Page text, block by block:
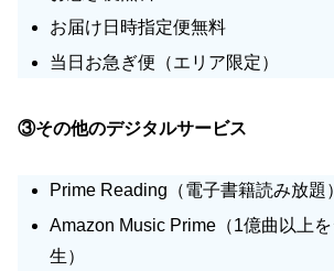
お届け日時指定便無料
当日お急ぎ便（エリア限定）
③その他のデジタルサービス
Prime Reading（電子書籍読み放題）
Amazon Music Prime（1億曲以上
生）